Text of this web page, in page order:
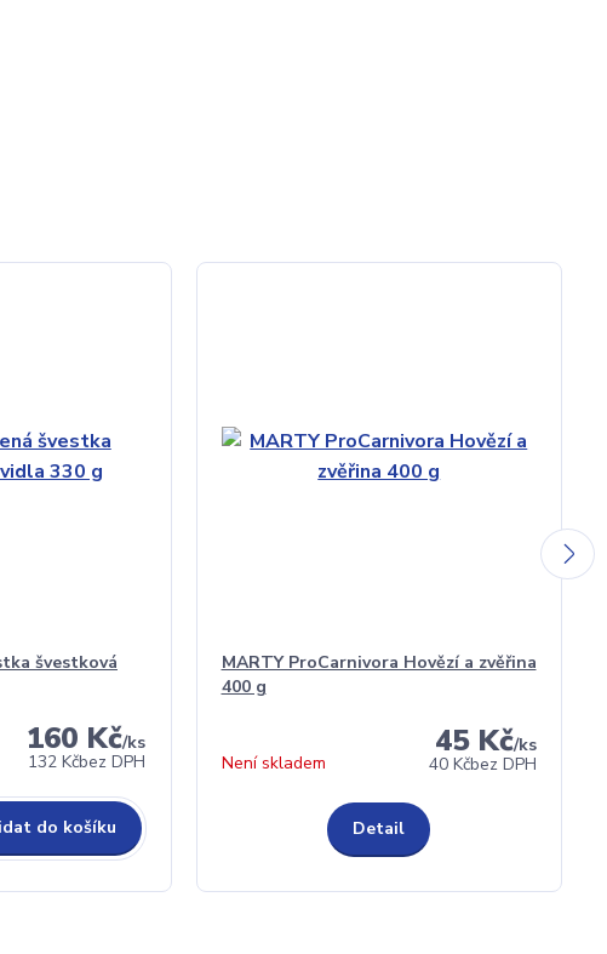
švestková
160 Kč/ks
132 Kčbez DPH
do košíku
MARTY ProCarnivora Hovězí a zvěřina
400 g
45 Kč/ks
40 Kčbez DPH
Není skladem
Detail